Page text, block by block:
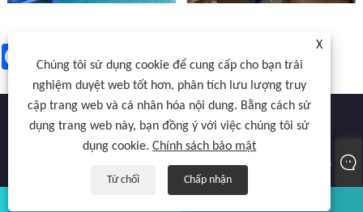
X
Chúng tôi sử dụng cookie để cung cấp cho bạn trải
nghiệm duyệt web tốt hơn, phân tích lưu lượng truy
cập trang web và cá nhân hóa nội dung. Bằng cách sử
dụng trang web này, bạn đồng ý với việc chúng tôi sử
dụng cookie.Chính sách bảo mật
Từ chối
Chấp nhận
Bản quyền © 2022 Atocnail Industry Co., Limited - Máy sấy móng tay,
Máy sấy gel, Đèn làm móng - Mọi quyền được bảo lưu.